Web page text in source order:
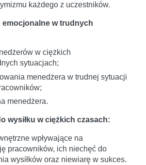
każdego z uczestników.
emocjonalne w trudnych
w ciężkich
sytuacjach;
menedżera w trudnej sytuacji
menedżera.
wysiłku w ciężkich czasach:
wpływające na
pracowników, ich niechęć do
wysiłków oraz niewiarę w sukces.